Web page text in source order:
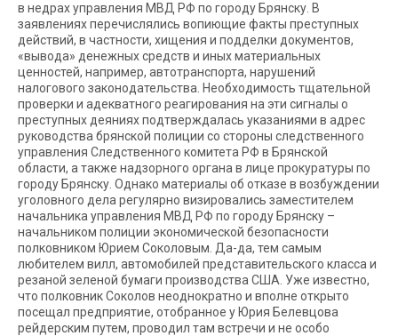
в недрах управления МВД РФ по городу Брянску. В
заявлениях перечислялись вопиющие факты преступных
действий, в частности, хищения и подделки документов,
«вывода» денежных средств и иных материальных
ценностей, например, автотранспорта, нарушений
налогового законодательства. Необходимость тщательной
проверки и адекватного реагирования на эти сигналы о
преступных деяниях подтверждалась указаниями в адрес
руководства брянской полиции со стороны следственного
управления Следственного комитета РФ в Брянской
области, а также надзорного органа в лице прокуратуры по
городу Брянску. Однако материалы об отказе в возбуждении
уголовного дела регулярно визировались заместителем
начальника управления МВД РФ по городу Брянску –
начальником полиции экономической безопасности
полковником Юрием Соколовым. Да-да, тем самым
любителем вилл, автомобилей представительского класса и
резаной зеленой бумаги производства США. Уже известно,
что полковник Соколов неоднократно и вполне открыто
посещал предприятие, отобранное у Юрия Белевцова
рейдерским путем, проводил там встречи и не особо